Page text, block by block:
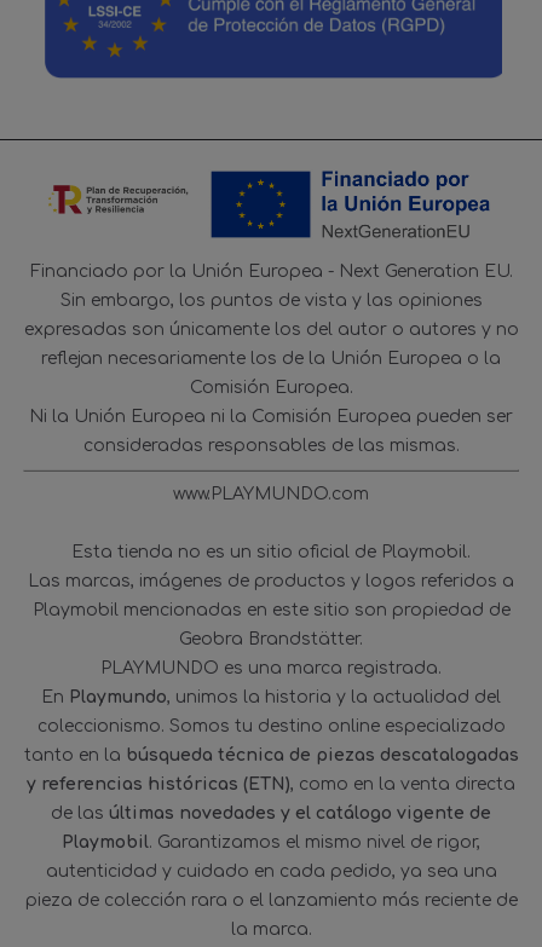
Financiado por la Unión Europea - Next Generation EU.
Sin embargo, los puntos de vista y las opiniones
expresadas son únicamente los del autor o autores y no
reflejan necesariamente los de la Unión Europea o la
Comisión Europea.
Ni la Unión Europea ni la Comisión Europea pueden ser
consideradas responsables de las mismas.
www.PLAYMUNDO.com
Esta tienda no es un sitio oficial de Playmobil.
Las marcas, imágenes de productos y logos referidos a
Playmobil mencionadas en este sitio son propiedad de
Geobra Brandstätter.
PLAYMUNDO es una marca registrada.
En Playmundo, unimos la historia y la actualidad del
coleccionismo. Somos tu destino online especializado
tanto en la búsqueda técnica de piezas descatalogadas
y referencias históricas (ETN), como en la venta directa
de las últimas novedades y el catálogo vigente de
Playmobil. Garantizamos el mismo nivel de rigor,
autenticidad y cuidado en cada pedido, ya sea una
pieza de colección rara o el lanzamiento más reciente de
la marca.